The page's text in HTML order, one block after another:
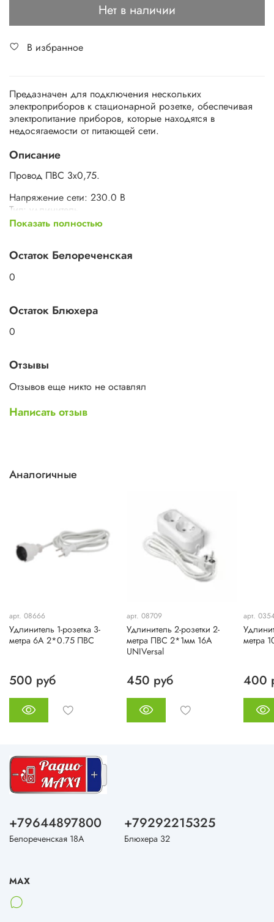
Нет в наличии
В избранное
Предазначен для подключения нескольких
электроприборов к стационарной розетке, обеспечивая
электропитание приборов, которые находятся в
недосягаемости от питающей сети.
Описание
Провод ПВС 3х0,75.
Напряжение сети: 230.0 В
Тип: удлинитель
Максимальная нагрузка: 2300.0 Вт
Длина кабеля: 1.5 м
Количество розеток: 3
Показать полностью
Остаток Белореченская
0
Остаток Блюхера
0
Отзывы
Отзывов еще никто не оставлял
Написать отзыв
Аналогичные
арт. 08666
Удлинитель 1-розетка 3-
метра 6А 2*0.75 ПВС
500 руб
арт. 08709
Удлинитель 2-розетки 2-
метра ПВС 2*1мм 16А
UNIVersal
450 руб
арт.
метра
400
+79644897800
Белореченская 18А
+79292215325
Блюхера 32
MAX